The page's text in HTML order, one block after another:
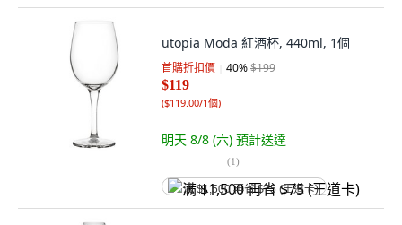
utopia Moda 紅酒杯, 440ml, 1個
首購折扣價 40%$199
$119
($119.00/1個)
明天 8/8 (六) 預計送達
(1)
满 $1,500 再省 $75 (王道卡)